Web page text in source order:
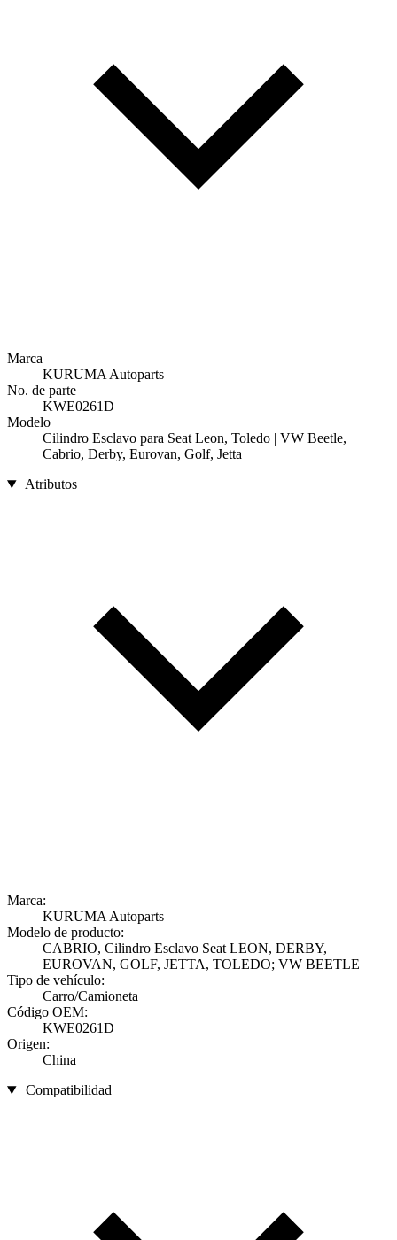
Marca
KURUMA Autoparts
No. de parte
KWE0261D
Modelo
Cilindro Esclavo para Seat Leon, Toledo | VW Beetle,
Cabrio, Derby, Eurovan, Golf, Jetta
Atributos
Marca:
KURUMA Autoparts
Modelo de producto:
CABRIO, Cilindro Esclavo Seat LEON, DERBY,
EUROVAN, GOLF, JETTA, TOLEDO; VW BEETLE
Tipo de vehículo:
Carro/Camioneta
Código OEM:
KWE0261D
Origen:
China
Compatibilidad